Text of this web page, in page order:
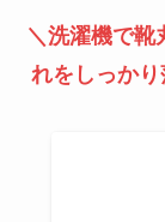
＼洗濯機で靴
れをしっか